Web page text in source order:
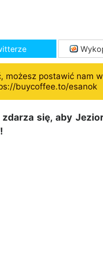
możesz postawić nam
buycoffee.to/esanok
zdarza się, aby